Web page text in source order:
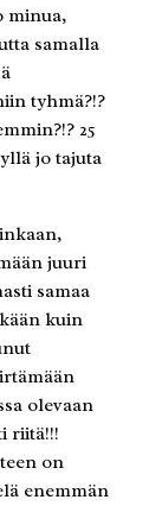
minua,
samalla
tyhmä?!?
25
jo tajuta
juuri
samaa
kuin
olevaan
riitä!!!
on
enemmän